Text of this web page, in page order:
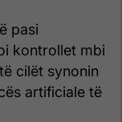
pasi
kontrollet mbi
cilët synonin
artificiale të